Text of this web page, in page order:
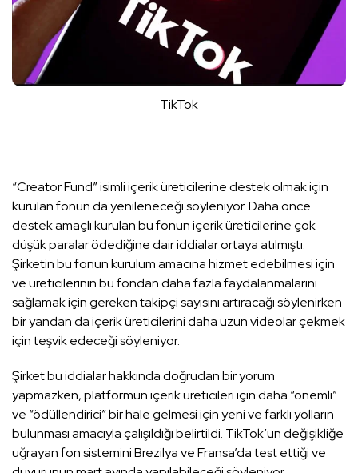
TikTok
“Creator Fund” isimli içerik üreticilerine destek olmak için
kurulan fonun da yenileneceği söyleniyor. Daha önce
destek amaçlı kurulan bu fonun içerik üreticilerine çok
düşük paralar ödediğine dair iddialar ortaya atılmıştı.
Şirketin bu fonun kurulum amacına hizmet edebilmesi için
ve üreticilerinin bu fondan daha fazla faydalanmalarını
sağlamak için gereken takipçi sayısını artıracağı söylenirken
bir yandan da içerik üreticilerini daha uzun videolar çekmek
için teşvik edeceği söyleniyor.
Şirket bu iddialar hakkında doğrudan bir yorum
yapmazken, platformun içerik üreticileri için daha “önemli”
ve “ödüllendirici” bir hale gelmesi için yeni ve farklı yolların
bulunması amacıyla çalışıldığı belirtildi. TikTok’un değişikliğe
uğrayan fon sistemini Brezilya ve Fransa’da test ettiği ve